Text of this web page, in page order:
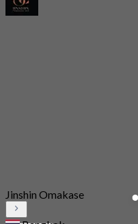
Jinshin Omakase